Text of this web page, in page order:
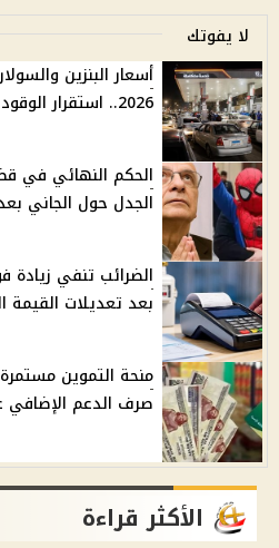
لا يفوتك
2026.. استقرار الوقود يثير ترقب السائقين
الحكم النهائي في
الجدل حول الجاني
الضرائب تنفي زيادة
بعد تعديلات القيمة
صرف الدعم الإضافي
الأكثر قراءة